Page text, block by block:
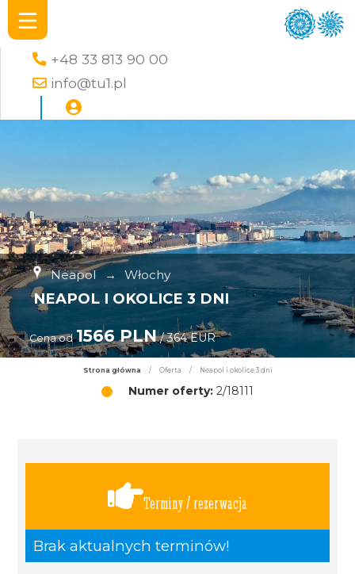
+48 33 813 90 00
info@tu1.pl
Neapol → Włochy
NEAPOL I OKOLICE 3 DNI
Cena od 1566 PLN/ 364 EUR
Strona główna / Oferta / Neapol i okolice 3 dni
Numer oferty: 2/18111
Terminy / rezerwacja
Brak aktualnych terminów!